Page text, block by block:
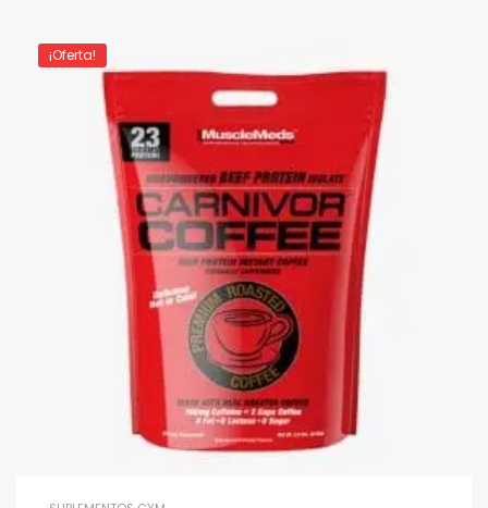
¡Oferta!